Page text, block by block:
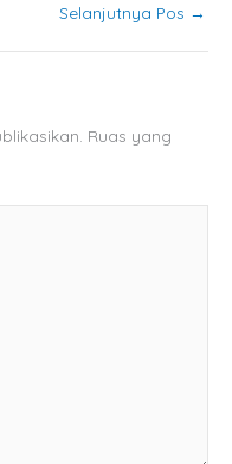
Selanjutnya Pos →
Ruas yang